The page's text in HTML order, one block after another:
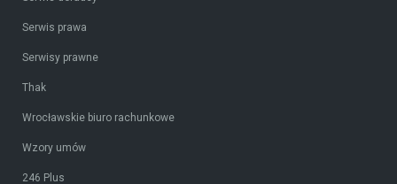
Serwis prawa
Serwisy prawne
Thak
Wrocławskie biuro rachunkowe
Wzory umów
246 Plus